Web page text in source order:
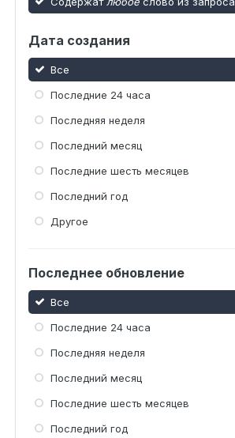
Дата создания
Все
Последние 24 часа
Последняя неделя
Последний месяц
Последние шесть месяцев
Последний год
Другое
Последнее обновление
Все
Последние 24 часа
Последняя неделя
Последний месяц
Последние шесть месяцев
Последний год